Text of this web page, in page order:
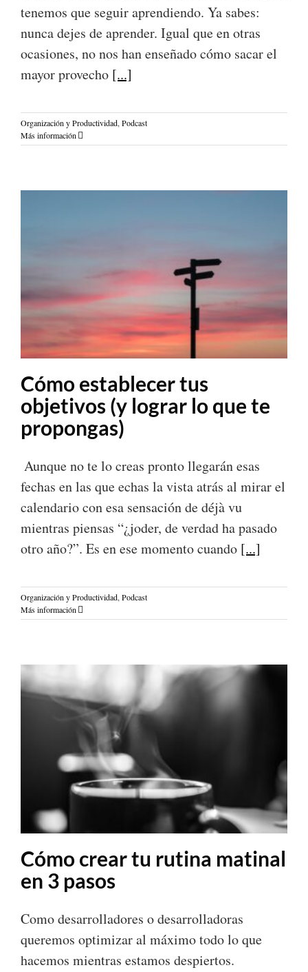
tenemos que seguir aprendiendo. Ya sabes:
nunca dejes de aprender. Igual que en otras
ocasiones, no nos han enseñado cómo sacar el
mayor provecho [...]
Organización y Productividad, Podcast
Más información
Cómo establecer tus
objetivos (y lograr lo que te
propongas)
Aunque no te lo creas pronto llegarán esas
fechas en las que echas la vista atrás al mirar el
calendario con esa sensación de déjà vu
mientras piensas “¿joder, de verdad ha pasado
otro año?”. Es en ese momento cuando [...]
Organización y Productividad,Podcast
Más información
Cómo crear tu rutina matinal
en 3 pasos
Como desarrolladores o desarrolladoras
queremos optimizar al máximo todo lo que
hacemos mientras estamos despiertos.